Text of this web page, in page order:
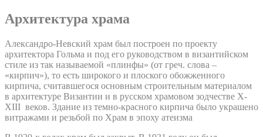
Архитектура храма
Александро-Невский храм был построен по проекту
архитектора Гольма и под его руководством в византийском
стиле из так называемой «плинфы» (от греч. слова –
«кирпич»), то есть широкого и плоского обожженного
кирпича, считавшегося основным строительным материалом
в архитектуре Византии и в русском храмовом зодчестве X-
XIII веков. Здание из темно-красного кирпича было украшено
витражами и резьбой по Храм в эпоху атеизма